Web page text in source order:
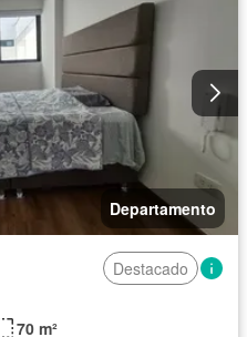
Departamento
Destacado
70 m²